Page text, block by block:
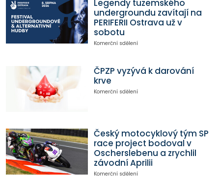
Legendy tuzemského
undergroundu zavítají na
PERIFERII Ostrava už v
sobotu
Komerční sdělení
ČPZP vyzývá k darování
krve
Komerční sdělení
Český motocyklový tým SP
race project bodoval v
Oscherslebenu a zrychlil
závodní Aprilii
Komerční sdělení